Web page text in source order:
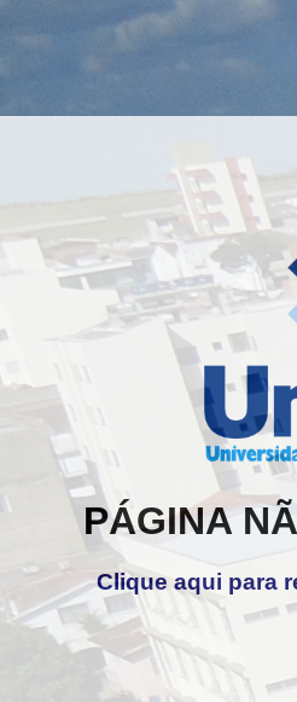
PÁGINA
Clique aqui para